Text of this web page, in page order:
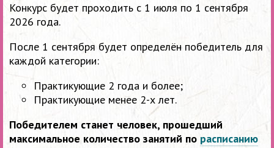
Конкурс будет проходить с 1 июля по 1 сентября
2026 года.
После 1 сентября будет определён победитель для
каждой категории:
Практикующие 2 года и более;
Практикующие менее 2-х лет.
Победителем станет человек, прошедший
максимальное количество занятий по расписанию